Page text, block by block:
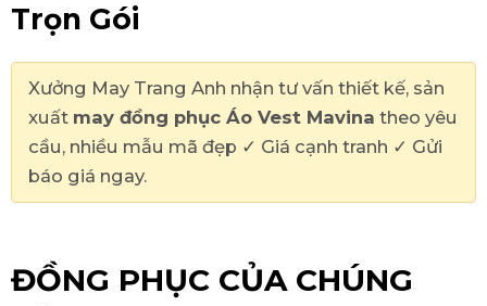
Trọn Gói
Xưởng May Trang Anh nhận tư vấn thiết kế, sản
xuất may đồng phục Áo Vest Mavina theo yêu
cầu, nhiều mẫu mã đẹp ✓ Giá cạnh tranh ✓ Gửi
báo giá ngay.
ĐỒNG PHỤC CỦA CHÚNG